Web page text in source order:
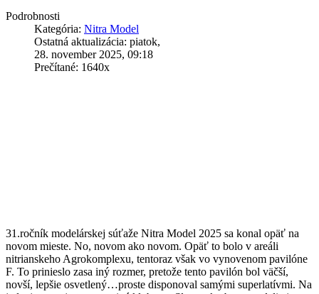
Podrobnosti
Kategória: Nitra Model
Ostatná aktualizácia: piatok,
28. november 2025, 09:18
Prečítané: 1640x
31.ročník modelárskej súťaže Nitra Model 2025 sa konal opäť na
novom mieste. No, novom ako novom. Opäť to bolo v areáli
nitrianskeho Agrokomplexu, tentoraz však vo vynovenom pavilóne
F. To prinieslo zasa iný rozmer, pretože tento pavilón bol väčší,
novší, lepšie osvetlený…proste disponoval samými superlatívmi. Na